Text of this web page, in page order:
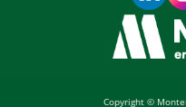
Copyright ©